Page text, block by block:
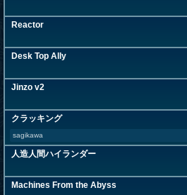
Reactor
Desk Top Ally
Jinzo v2
クラッキング
sagikawa
人造人間ハイランダー
Machines From the Abyss